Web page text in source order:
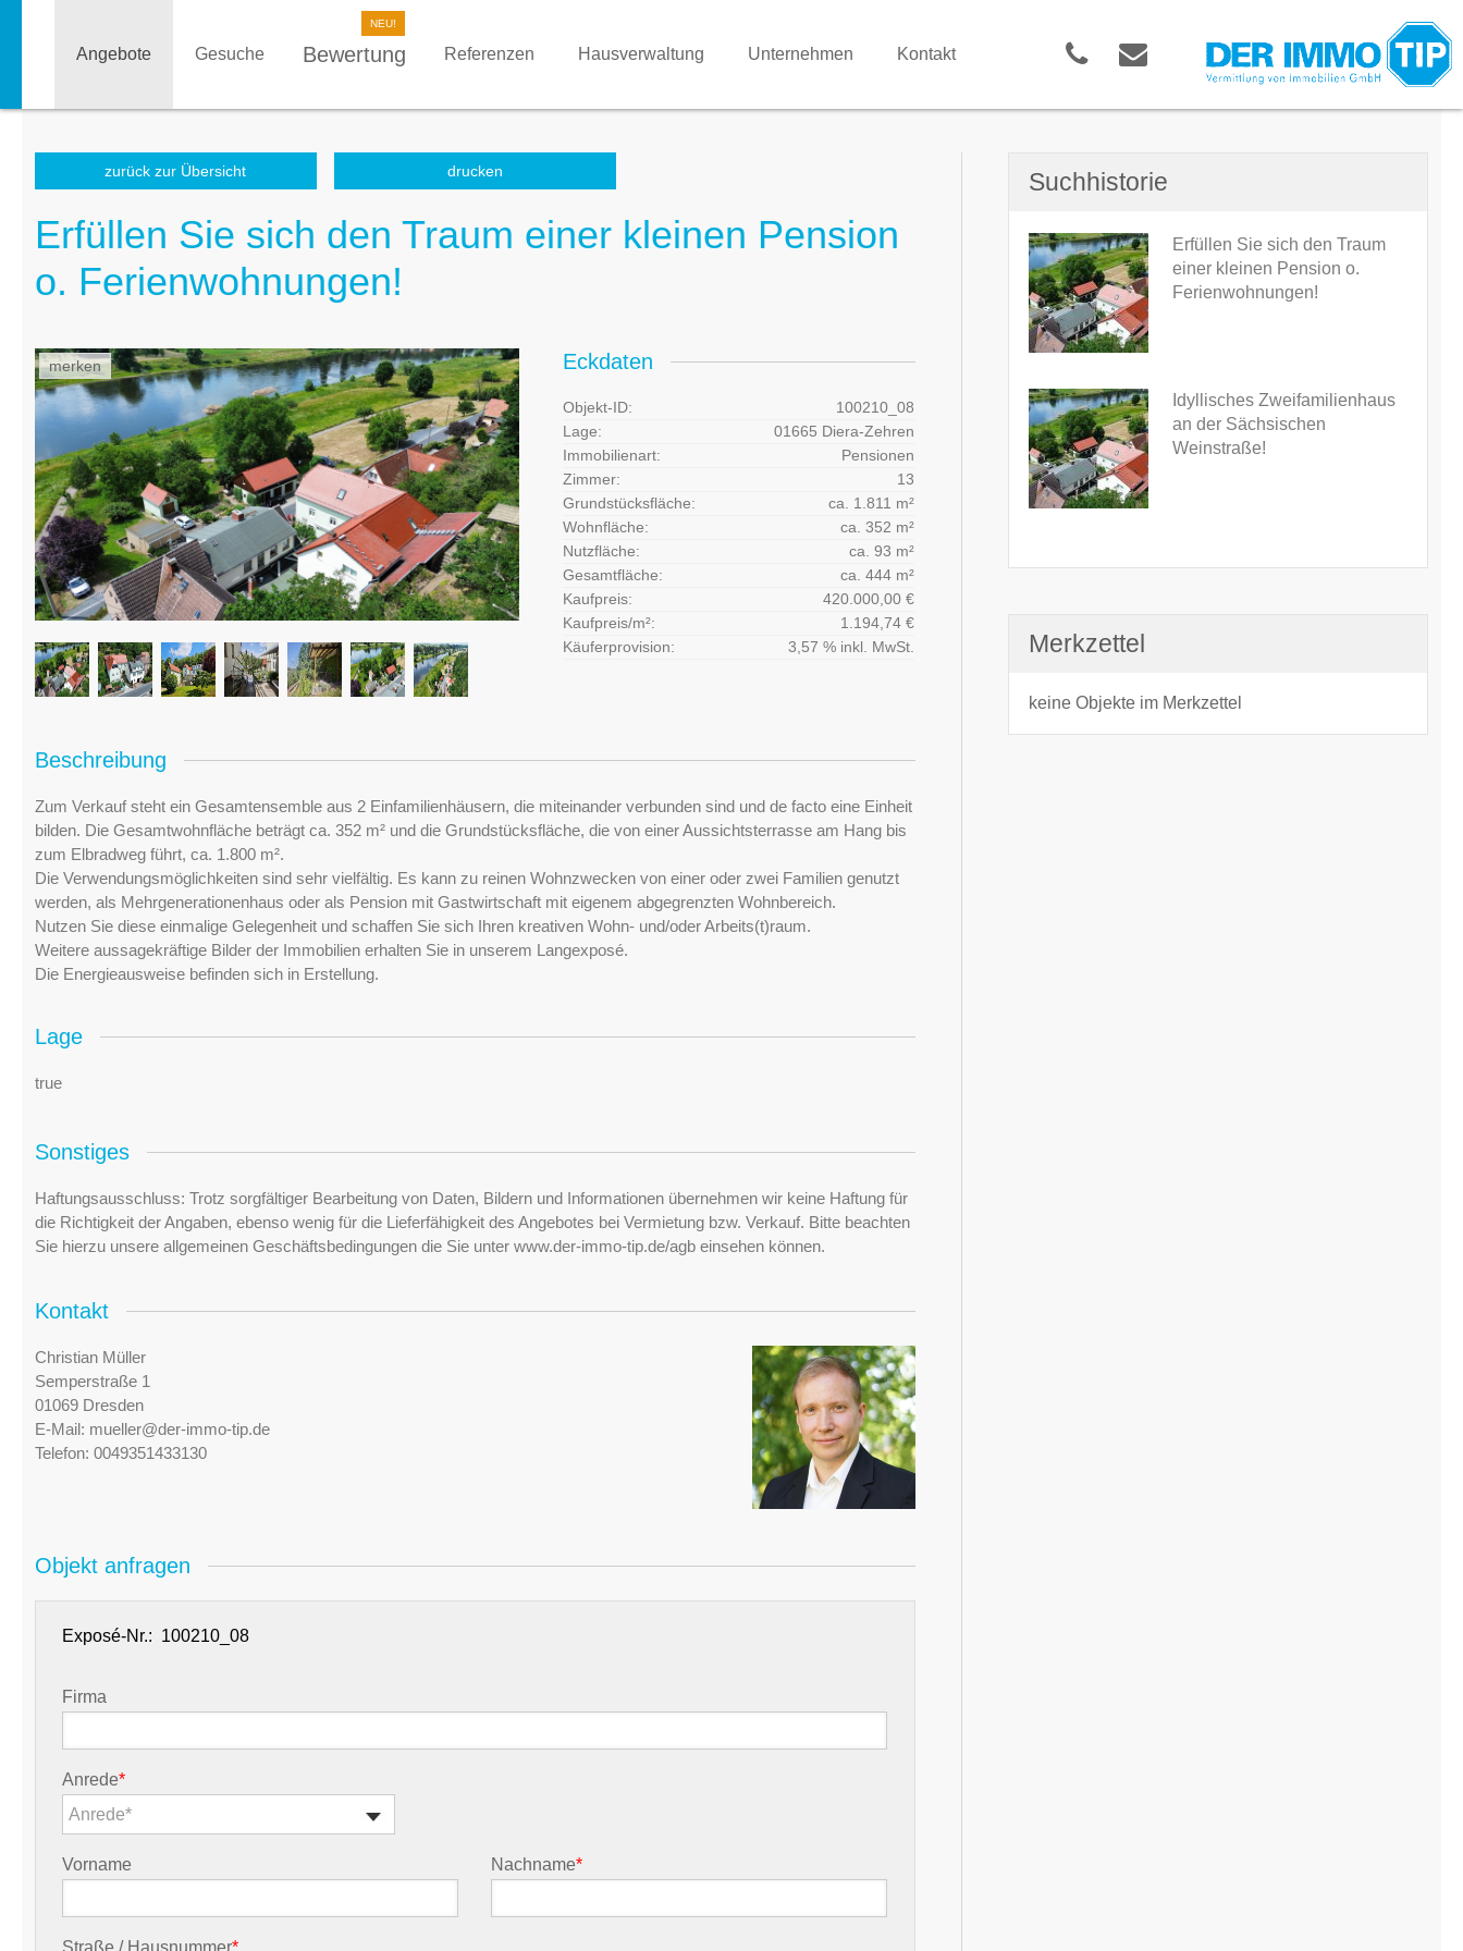
Angebote Gesuche Bewertung Referenzen Hausverwaltung Unternehmen Kontakt
zurück zur Übersicht drucken
Erfüllen Sie sich den Traum einer kleinen Pension
o. Ferienwohnungen!
merken Eckdaten
Objekt-ID:
100210_08
Lage:
01665 Diera-Zehren
Immobilienart:
Pensionen
Zimmer:
13
Grundstücksfläche:
ca. 1.811 m²
Wohnfläche:
ca. 352 m²
Nutzfläche:
ca. 93 m²
Gesamtfläche:
ca. 444 m²
Kaufpreis:
420.000,00 €
Kaufpreis/m²:
1.194,74 €
Käuferprovision:
3,57 % inkl. MwSt.
Beschreibung
Zum Verkauf steht ein Gesamtensemble aus 2 Einfamilienhäusern, die miteinander verbunden sind und de facto eine Einheit
bilden. Die Gesamtwohnfläche beträgt ca. 352 m² und die Grundstücksfläche, die von einer Aussichtsterrasse am Hang bis
zum Elbradweg führt, ca. 1.800 m².
Die Verwendungsmöglichkeiten sind sehr vielfältig. Es kann zu reinen Wohnzwecken von einer oder zwei Familien genutzt
werden, als Mehrgenerationenhaus oder als Pension mit Gastwirtschaft mit eigenem abgegrenzten Wohnbereich.
Nutzen Sie diese einmalige Gelegenheit und schaffen Sie sich Ihren kreativen Wohn- und/oder Arbeits(t)raum.
Weitere aussagekräftige Bilder der Immobilien erhalten Sie in unserem Langexposé.
Die Energieausweise befinden sich in Erstellung.
Lage
true
Sonstiges
Haftungsausschluss: Trotz sorgfältiger Bearbeitung von Daten, Bildern und Informationen übernehmen wir keine Haftung für
die Richtigkeit der Angaben, ebenso wenig für die Lieferfähigkeit des Angebotes bei Vermietung bzw. Verkauf. Bitte beachten
Sie hierzu unsere allgemeinen Geschäftsbedingungen die Sie unter www.der-immo-tip.de/agb einsehen können.
Kontakt
Christian Müller
Semperstraße 1
01069 Dresden
E-Mail: mueller@der-immo-tip.de
Telefon: 0049351433130
Objekt anfragen
Exposé-Nr.:
Firma
Anrede*
Anrede*
Vorname Nachname*
Suchhistorie
Erfüllen Sie sich den Traum
einer kleinen Pension o.
Ferienwohnungen!
Idyllisches Zweifamilienhaus
an der Sächsischen
Weinstraße!
Merkzettel
keine Objekte im Merkzettel